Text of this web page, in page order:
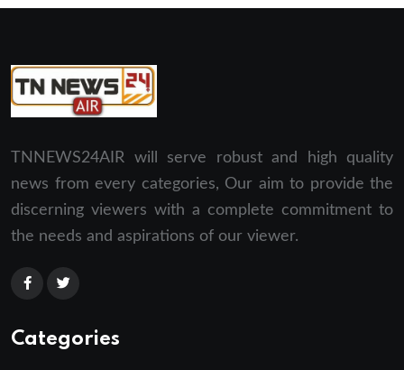
TNNEWS24AIR will serve robust and high quality
news from every categories, Our aim to provide the
discerning viewers with a complete commitment to
the needs and aspirations of our viewer.
Categories